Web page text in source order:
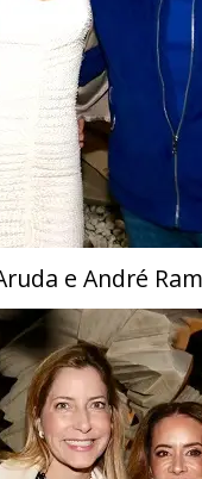
e André